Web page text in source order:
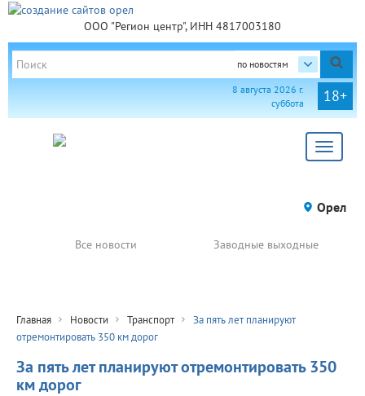
ООО "Регион центр", ИНН 4817003180
по новостям
18+
8 августа 2026 г.
суббота
Toggle
Орел
Все новости Заводные выходные
Главная Новости Транспорт
За пять лет планируют
отремонтировать 350 км дорог
За пять лет планируют отремонтировать 350
км дорог